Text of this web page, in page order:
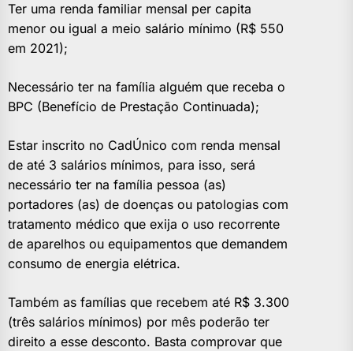
Ter uma renda familiar mensal per capita
menor ou igual a meio salário mínimo (R$ 550
em 2021);
Necessário ter na família alguém que receba o
BPC (Benefício de Prestação Continuada);
Estar inscrito no CadÚnico com renda mensal
de até 3 salários mínimos, para isso, será
necessário ter na família pessoa (as)
portadores (as) de doenças ou patologias com
tratamento médico que exija o uso recorrente
de aparelhos ou equipamentos que demandem
consumo de energia elétrica.
Também as famílias que recebem até R$ 3.300
(três salários mínimos) por mês poderão ter
direito a esse desconto. Basta comprovar que